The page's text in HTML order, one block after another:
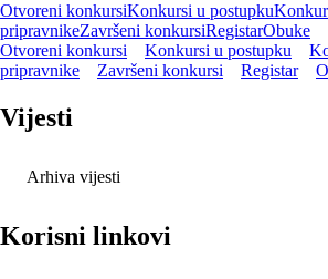
Otvoreni konkursiKonkursi u postupku
pripravnikeZavršeni konkursiRegistarObuke
Otvoreni konkursi
Konkursi u postupku
pripravnike
Završeni konkursi Registar
Vijesti
Arhiva vijesti
Korisni linkovi